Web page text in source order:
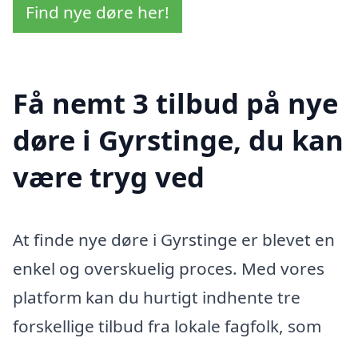
Find nye døre her!
Få nemt 3 tilbud på nye
døre i Gyrstinge, du kan
være tryg ved
At finde nye døre i Gyrstinge er blevet en
enkel og overskuelig proces. Med vores
platform kan du hurtigt indhente tre
forskellige tilbud fra lokale fagfolk, som